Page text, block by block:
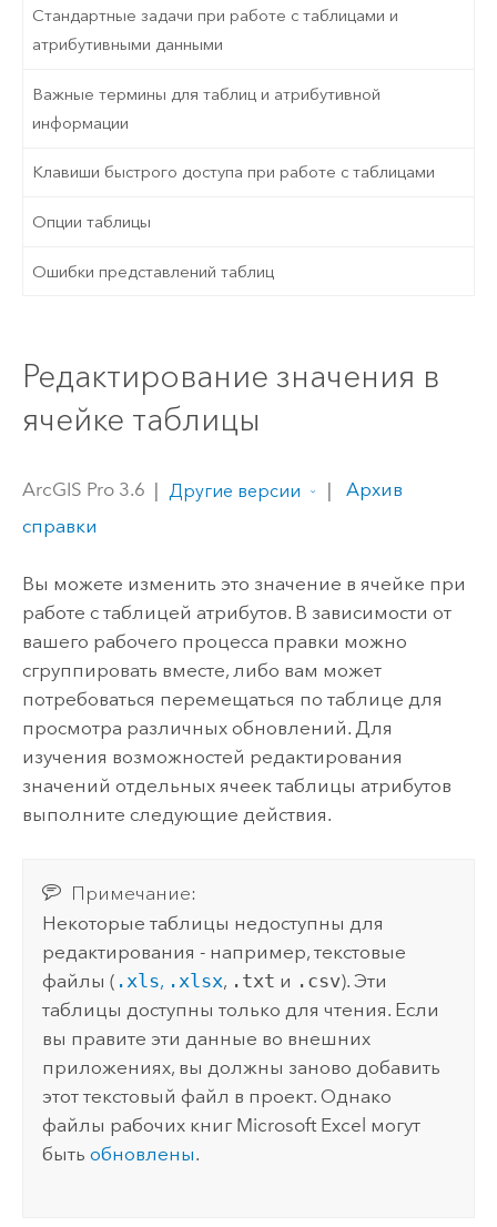
Стандартные задачи при работе с таблицами и
атрибутивными данными
Важные термины для таблиц и атрибутивной
информации
Клавиши быстрого доступа при работе с таблицами
Опции таблицы
Ошибки представлений таблиц
Редактирование значения в
ячейке таблицы
ArcGIS Pro 3.6 | Другие версии |
Архив
справки
Вы можете изменить это значение в ячейке при
работе с таблицей атрибутов. В зависимости от
вашего рабочего процесса правки можно
сгруппировать вместе, либо вам может
потребоваться перемещаться по таблице для
просмотра различных обновлений. Для
изучения возможностей редактирования
значений отдельных ячеек таблицы атрибутов
выполните следующие действия.
Примечание:
Некоторые таблицы недоступны для
редактирования - например, текстовые
файлы ( .xls, .xlsx, .txt и .csv). Эти
таблицы доступны только для чтения. Если
вы правите эти данные во внешних
приложениях, вы должны заново добавить
этот текстовый файл в проект. Однако
файлы рабочих книг Microsoft Excel могут
бытьобновлены.